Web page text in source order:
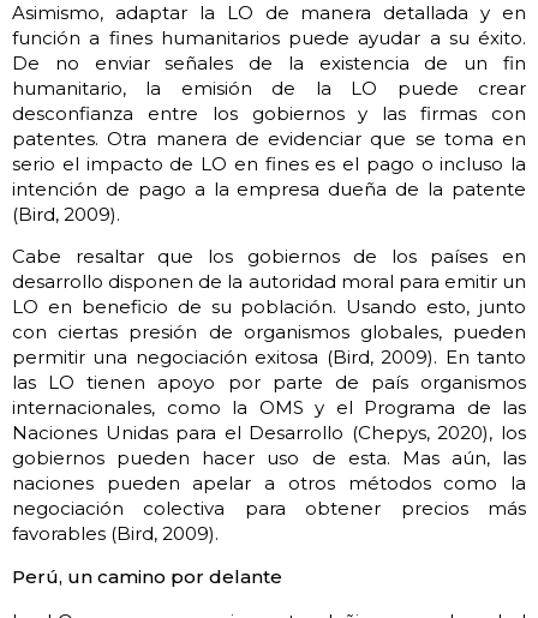
Asimismo, adaptar la LO de manera detallada y en
función a fines humanitarios puede ayudar a su éxito.
De no enviar señales de la existencia de un fin
humanitario, la emisión de la LO puede crear
desconfianza entre los gobiernos y las firmas con
patentes. Otra manera de evidenciar que se toma en
serio el impacto de LO en fines es el pago o incluso la
intención de pago a la empresa dueña de la patente
(Bird, 2009).
Cabe resaltar que los gobiernos de los países en
desarrollo disponen de la autoridad moral para emitir un
LO en beneficio de su población. Usando esto, junto
con ciertas presión de organismos globales, pueden
permitir una negociación exitosa (Bird, 2009). En tanto
las LO tienen apoyo por parte de país organismos
internacionales, como la OMS y el Programa de las
Naciones Unidas para el Desarrollo (Chepys, 2020), los
gobiernos pueden hacer uso de esta. Mas aún, las
naciones pueden apelar a otros métodos como la
negociación colectiva para obtener precios más
favorables (Bird, 2009).
Perú, un camino por delante